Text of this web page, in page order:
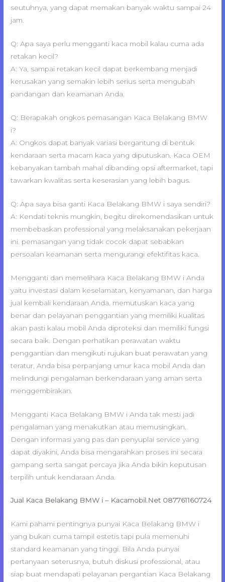
seutuhnya, yang dapat memakan banyak waktu sampai 24
jam.
Q: Apa saya perlu mengganti kaca mobil kalau cuma ada
retakan kecil?
A: Ya, sampai retakan kecil dapat berkembang menjadi
kerusakan yang semakin lebih serius serta mengubah
pandangan dan keamanan Anda.
Q: Berapakah ongkos pemasangan Kaca Belakang BMW
i?
A: Ongkos dapat banyak variasi bergantung di bentuk
kendaraan serta macam kaca yang diputuskan. Kaca OEM
kebanyakan tambah mahal dibanding opsi aftermarket, tapi
tawarkan kwalitas serta keserasian yang lebih bagus.
Q: Apa saya bisa ganti Kaca Belakang BMW i saya sendiri?
A: Kendati teknis mungkin, begitu direkomendasikan untuk
membebaskan professional yang melaksanakan pekerjaan
ini. pemasangan yang tidak cocok dapat sebabkan
persoalan keamanan serta mengurangi efektifitas kaca.
Mengganti dan memelihara Kaca Belakang BMW i Anda
yaitu investasi dalam keselamatan, kenyamanan, dan harga
jual kembali kendaraan Anda. memutuskan kaca yang
benar dan pelayanan penggantian yang memiliki kualitas
akan pasti kalau mobil Anda diproteksi dan memiliki fungsi
secara baik. Dengan perhatikan perawatan waktu
penggantian dan mengikuti rujukan buat perawatan yang
teratur, Anda bisa perpanjang umur kaca mobil Anda dan
melindungi pengalaman berkendaraan yang aman serta
menggembirakan.
Mengganti Kaca Belakang BMW i Anda tak mesti jadi
pengalaman yang menakutkan atau memusingkan.
Dengan informasi yang pas dan penyuplai service yang
dapat diyakini, Anda bisa mengarahkan proses ini secara
gampang serta sangat percaya jika Anda bikin keputusan
terpilih untuk kendaraan Anda.
Jual Kaca Belakang BMW i – Kacamobil.Net 087761160724
Kami pahami pentingnya punyai Kaca Belakang BMW i
yang bukan cuma tampil estetis tapi pula memenuhi
standard keamanan yang tinggi. Bila Anda punyai
pertanyaan seterusnya, butuh diskusi professional, atau
siap buat mendapati pelayanan pergantian Kaca Belakang